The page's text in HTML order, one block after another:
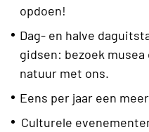
opdoen!
Dag- en halve
gidsen: bezoek
natuur met ons.
Eens per jaar een
Culturele